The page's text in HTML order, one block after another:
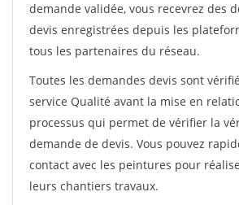
demande validée, vous recevrez des
devis enregistrées depuis les
tous les partenaires du réseau.
Toutes les demandes devis sont
service Qualité avant la mise en
processus qui permet de vérifier la
demande de devis. Vous pouvez
contact avec les peintures pour
leurs chantiers travaux.